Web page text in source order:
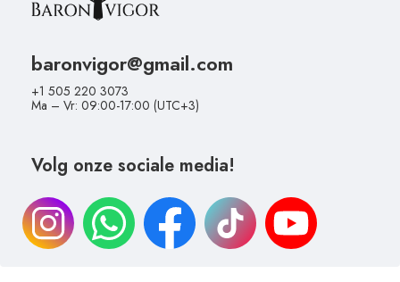
baronvigor@gmail.com
+1 505 220 3073
Ma – Vr: 09:00-17:00 (UTC+3)
Volg onze sociale media!